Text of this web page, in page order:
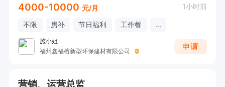
4000-10000 元/月 1小时前
不限 房补 节日福利 工作餐 ...
施小姐
福州鑫福榕新型环保建材有限公司
申请
营销、运营总监